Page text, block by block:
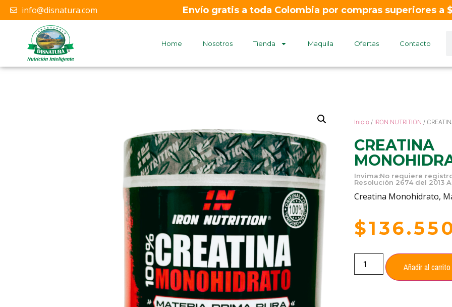
info@disnatura.com Envío gratis a toda Colombia por compras superiores a
Home Nosotros Tienda Maquila Ofertas Contacto
Inicio/ IRON NUTRITION /
CREATINA
Invima:No requiere
Resolución 2674 del 2013
Creatina Monohidrato,
$
Añadir al carrito